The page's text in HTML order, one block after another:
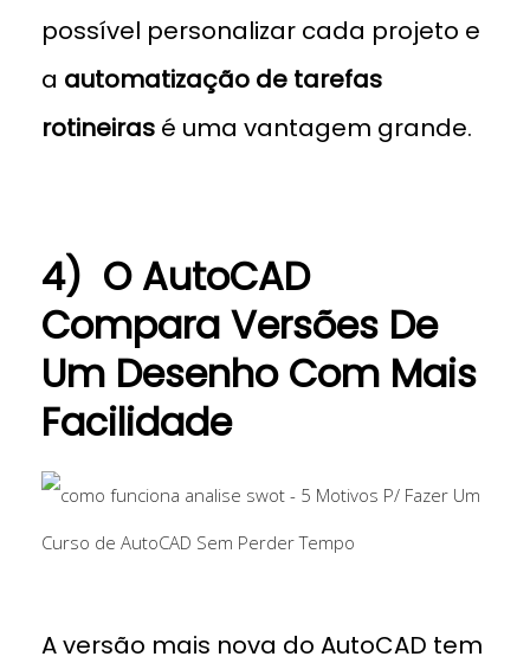
possível personalizar cada projeto e
a automatização de tarefas
rotineiras é uma vantagem grande.
4) O AutoCAD
Compara Versões De
Um Desenho Com Mais
Facilidade
A versão mais nova do AutoCAD tem